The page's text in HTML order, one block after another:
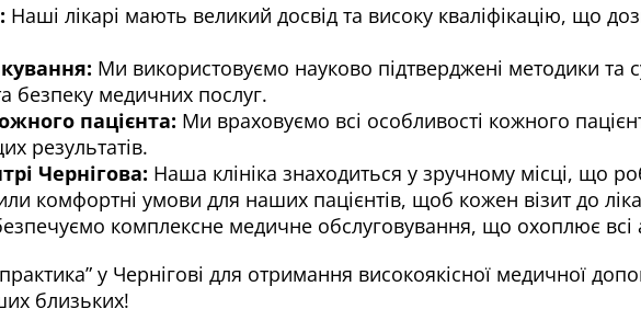
Наші лікарі мають великий досвід та високу кваліфікацію, що
Ми використовуємо науково підтверджені методики та
безпеку медичних послуг.
пацієнта: Ми враховуємо всі особливості кожного
результатів.
Чернігова: Наша клініка знаходиться у зручному місці, що
комфортні умови для наших пацієнтів, щоб кожен візит до
комплексне медичне обслуговування, що охоплює всі
практика” у Чернігові для отримання високоякісної медичної
близьких!